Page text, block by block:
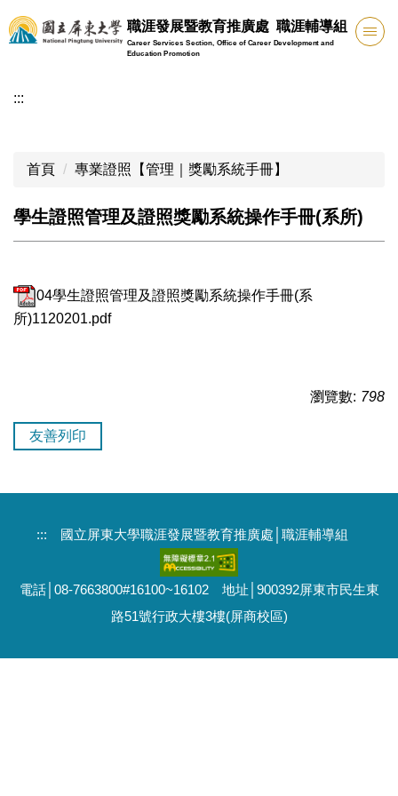
跳
到
內
職涯發展暨教育推廣處 職涯輔導組
Career Services Section, Office of Career Development and
Education Promotion
:::
首頁 專業證照【管理｜獎勵系統手冊】
學生證照管理及證照獎勵系統操作手冊(系所)
04學生證照管理及證照獎勵系統操作手冊(系
所)1120201.pdf
瀏覽數: 798
友善列印
::: 國立屏東大學職涯發展暨教育推廣處│職涯輔導組
電話│08-7663800#16100~16102 地址│900392屏東市民生東
路51號行政大樓3樓(屏商校區)